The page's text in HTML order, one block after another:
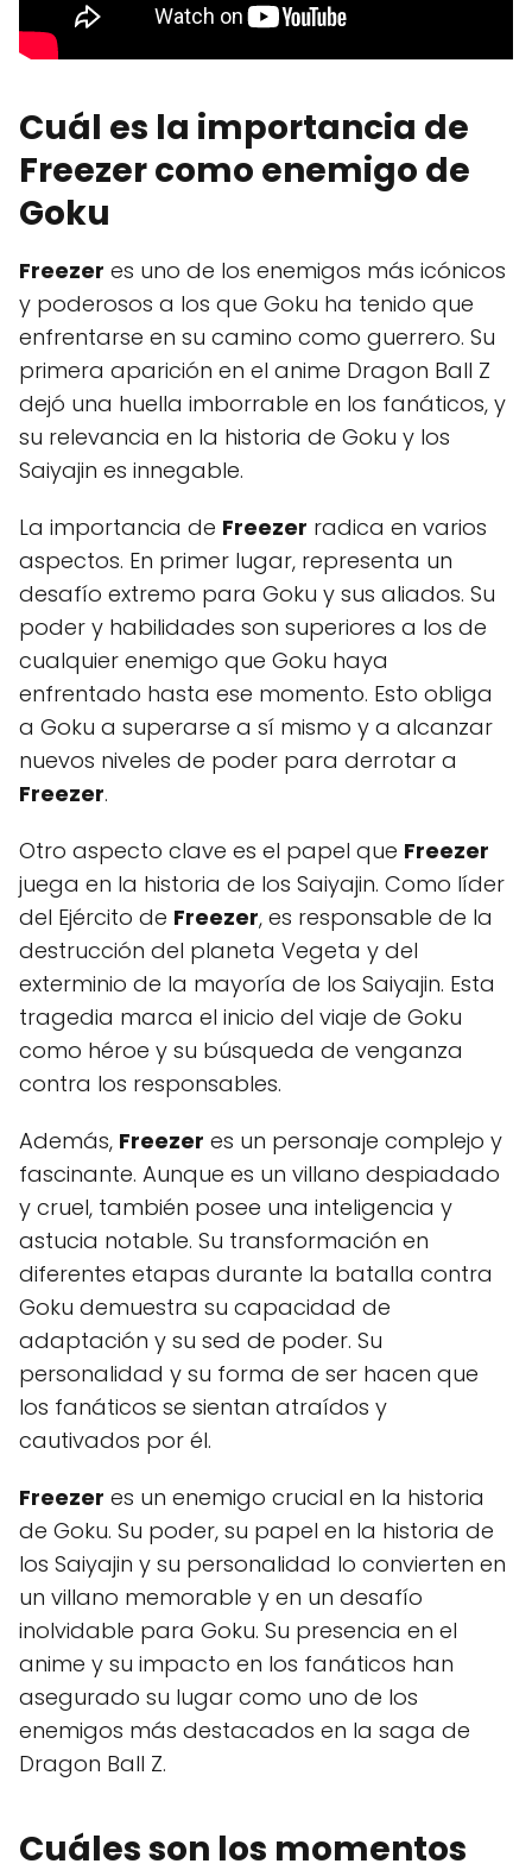
Cuál es la importancia de
Freezer como enemigo de
Goku
Freezer es uno de los enemigos más icónicos
y poderosos a los que Goku ha tenido que
enfrentarse en su camino como guerrero. Su
primera aparición en el anime Dragon Ball Z
dejó una huella imborrable en los fanáticos, y
su relevancia en la historia de Goku y los
Saiyajin es innegable.
La importancia de Freezer radica en varios
aspectos. En primer lugar, representa un
desafío extremo para Goku y sus aliados. Su
poder y habilidades son superiores a los de
cualquier enemigo que Goku haya
enfrentado hasta ese momento. Esto obliga
a Goku a superarse a sí mismo y a alcanzar
nuevos niveles de poder para derrotar a
Freezer.
Otro aspecto clave es el papel que Freezer
juega en la historia de los Saiyajin. Como líder
del Ejército de Freezer, es responsable de la
destrucción del planeta Vegeta y del
exterminio de la mayoría de los Saiyajin. Esta
tragedia marca el inicio del viaje de Goku
como héroe y su búsqueda de venganza
contra los responsables.
Además, Freezer es un personaje complejo y
fascinante. Aunque es un villano despiadado
y cruel, también posee una inteligencia y
astucia notable. Su transformación en
diferentes etapas durante la batalla contra
Goku demuestra su capacidad de
adaptación y su sed de poder. Su
personalidad y su forma de ser hacen que
los fanáticos se sientan atraídos y
cautivados por él.
Freezer es un enemigo crucial en la historia
de Goku. Su poder, su papel en la historia de
los Saiyajin y su personalidad lo convierten en
un villano memorable y en un desafío
inolvidable para Goku. Su presencia en el
anime y su impacto en los fanáticos han
asegurado su lugar como uno de los
enemigos más destacados en la saga de
Dragon Ball Z.
Cuáles son los momentos